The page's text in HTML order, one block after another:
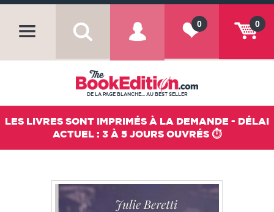
0
0
DE LA PAGE BLANCHE... AU BEST SELLER
LES LIVRES SONT IMPRIMÉS À LA DEMANDE - DÉLAI
ACTUEL : 3 À 5 JOURS OUVRÉS ⏱️